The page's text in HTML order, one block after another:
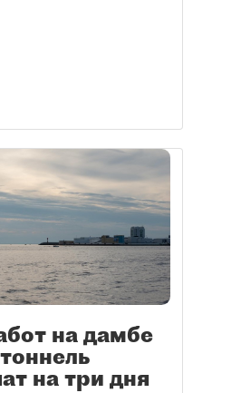
на дамбе
на три дня